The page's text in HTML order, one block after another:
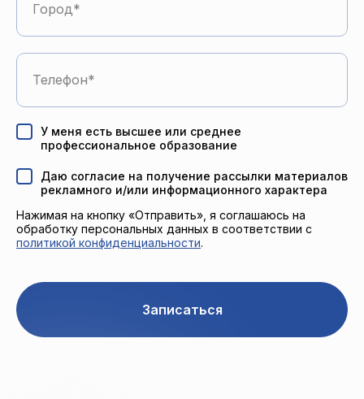
Город
Телефон
У меня есть высшее или среднее
профессиональное образование
Даю согласие на получение рассылки материалов
рекламного и/или информационного характера
Нажимая на кнопку «Отправить», я соглашаюсь на
обработку персональных данных в соответствии с
политикой конфиденциальности.
Записаться